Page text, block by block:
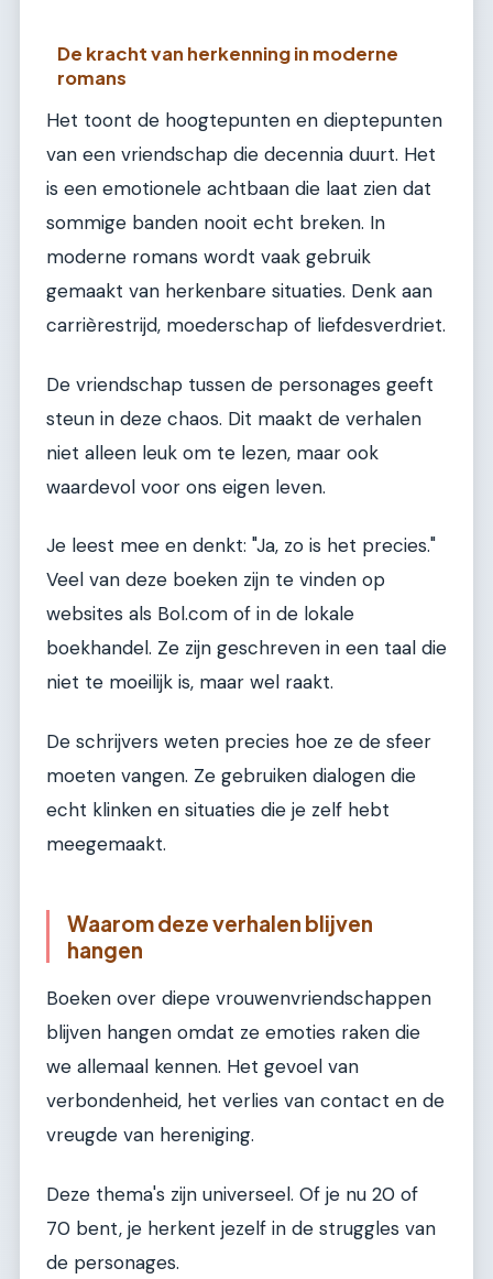
De kracht van herkenning in moderne
romans
Het toont de hoogtepunten en dieptepunten
van een vriendschap die decennia duurt. Het
is een emotionele achtbaan die laat zien dat
sommige banden nooit echt breken. In
moderne romans wordt vaak gebruik
gemaakt van herkenbare situaties. Denk aan
carrièrestrijd, moederschap of liefdesverdriet.
De vriendschap tussen de personages geeft
steun in deze chaos. Dit maakt de verhalen
niet alleen leuk om te lezen, maar ook
waardevol voor ons eigen leven.
Je leest mee en denkt: "Ja, zo is het precies."
Veel van deze boeken zijn te vinden op
websites als Bol.com of in de lokale
boekhandel. Ze zijn geschreven in een taal die
niet te moeilijk is, maar wel raakt.
De schrijvers weten precies hoe ze de sfeer
moeten vangen. Ze gebruiken dialogen die
echt klinken en situaties die je zelf hebt
meegemaakt.
Waarom deze verhalen blijven
hangen
Boeken over diepe vrouwenvriendschappen
blijven hangen omdat ze emoties raken die
we allemaal kennen. Het gevoel van
verbondenheid, het verlies van contact en de
vreugde van hereniging.
Deze thema's zijn universeel. Of je nu 20 of
70 bent, je herkent jezelf in de struggles van
de personages.